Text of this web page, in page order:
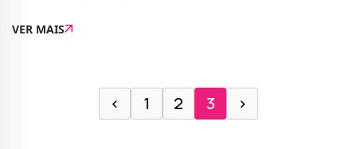
9to5Mac, a Apple confirmou a mudança das re
VER MAIS
‹ 1 2 3 ›